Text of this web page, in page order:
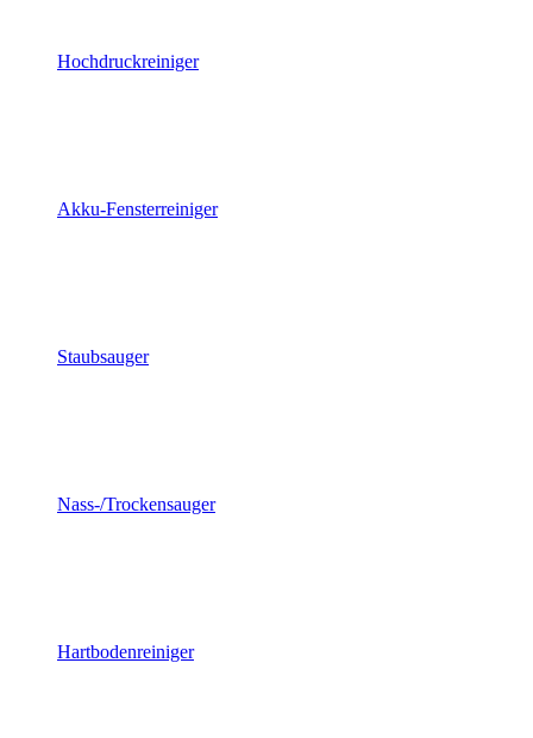
Hochdruckreiniger
Akku-Fensterreiniger
Staubsauger
Nass-/Trockensauger
Hartbodenreiniger